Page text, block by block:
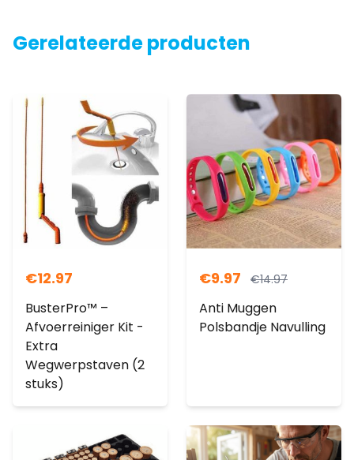
Gerelateerde producten
€12.97
BusterPro™ –
Afvoerreiniger Kit -
Extra
Wegwerpstaven (2
stuks)
€9.97 €14.97
Anti Muggen
Polsbandje Navulling